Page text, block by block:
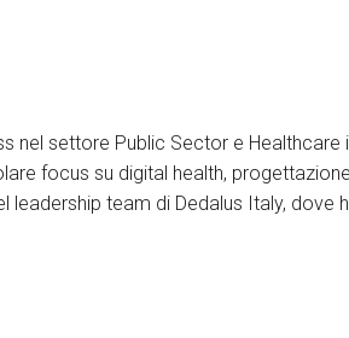
nel settore Public Sector e Healthcare
focus su digital health,
team di Dedalus Italy, dove